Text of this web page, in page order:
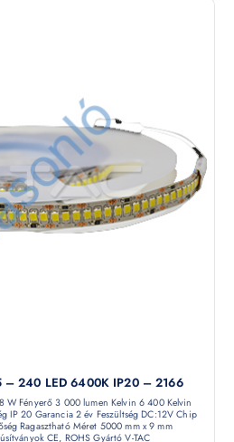
– 240 LED 6400K IP20 – 2166
W Fényerő 3 000 lumen Kelvin 6 400 Kelvin
IP 20 Garancia 2 év Feszültség DC:12V Chip
Ragasztható Méret 5000 mm x 9 mm
CE, ROHS Gyártó V-TAC